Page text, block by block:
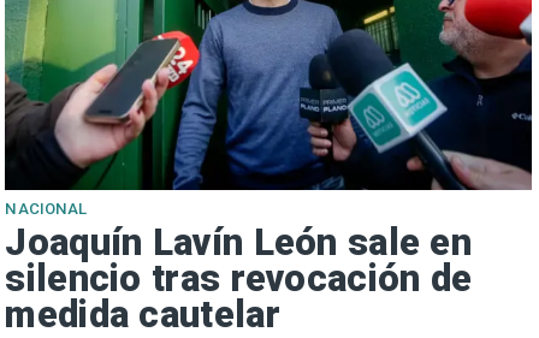
NACIONAL
Joaquín Lavín León sale en
silencio tras revocación de
medida cautelar